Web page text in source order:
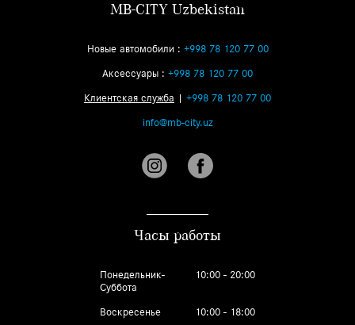
MB-CITY Uzbekistan
Новые автомобили : +998 78 120 77 00
Аксессуары : +998 78 120 77 00
Клиентская служба | +998 78 120 77 00
info@mb-city.uz
Часы работы
Понедельник-
Суббота
10:00 - 20:00
Воскресенье 10:00 - 18:00